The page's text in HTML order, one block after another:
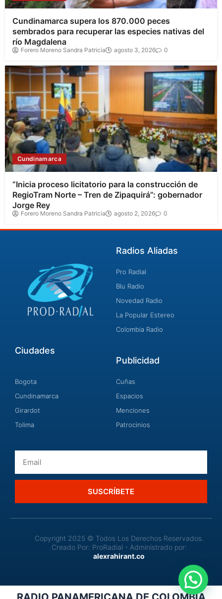
Cundinamarca supera los 870.000 peces
sembrados para recuperar las especies nativas del
río Magdalena
Forero Moreno Sandra Patricia agosto 3, 2026 0
Cundinamarca
“Inicia proceso licitatorio para la construcción de
RegioTram Norte – Tren de Zipaquirá”: gobernador
Jorge Rey
Forero Moreno Sandra Patricia agosto 2, 2026 0
Radios Aliadas
Pro Radial
Blu Radio
Novedad Radio
La Popular Estereo
Colombia Radio
Ciudades
Bogota
Cundinamarca
Girardot
Tolima
Publicidad
Cuñas
Espacios
Menciones
Patrocinios
SUSCRÍBETE
Copyright 2025 © Todos Los Derechos Reservados.
Creado Por: ProRadial - Administrado por:
alexrahirant.co